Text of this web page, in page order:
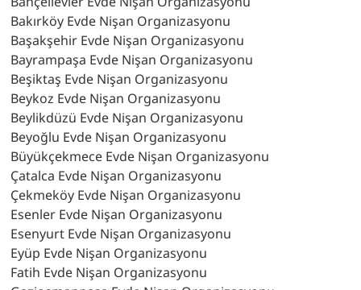
Bakırköy Evde Nişan Organizasyonu
Başakşehir Evde Nişan Organizasyonu
Bayrampaşa Evde Nişan Organizasyonu
Beşiktaş Evde Nişan Organizasyonu
Beykoz Evde Nişan Organizasyonu
Beylikdüzü Evde Nişan Organizasyonu
Beyoğlu Evde Nişan Organizasyonu
Büyükçekmece Evde Nişan Organizasyonu
Çatalca Evde Nişan Organizasyonu
Çekmeköy Evde Nişan Organizasyonu
Esenler Evde Nişan Organizasyonu
Esenyurt Evde Nişan Organizasyonu
Eyüp Evde Nişan Organizasyonu
Fatih Evde Nişan Organizasyonu